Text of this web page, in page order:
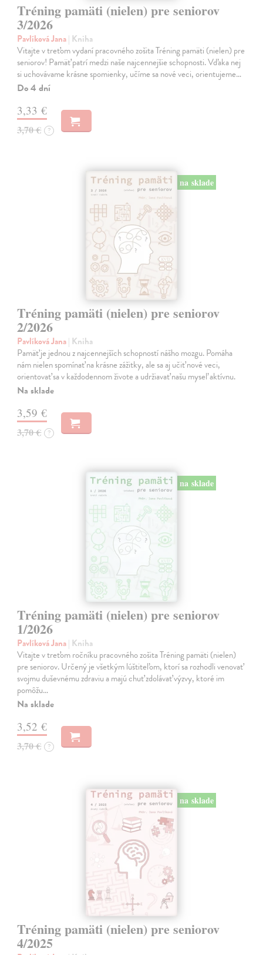
Tréning pamäti (nielen) pre seniorov
3/2026
Pavlíková Jana| Kniha
Vitajte v treťom vydaní pracovného zošita Tréning pamäti (nielen) pre
seniorov! Pamäť patrí medzi naše najcennejšie schopnosti. Vďaka nej
si uchovávame krásne spomienky, učíme sa nové veci, orientujeme…
Do 4 dní
3,33 €
3,70 € ?
na sklade
Tréning pamäti (nielen) pre seniorov
2/2026
Pavlíková Jana| Kniha
Pamäť je jednou z najcennejších schopností nášho mozgu. Pomáha
nám nielen spomínať na krásne zážitky, ale sa aj učiť nové veci,
orientovať sa v každodennom živote a udržiavať našu myseľ aktívnu.
Na sklade
3,59 €
3,70 € ?
na sklade
Tréning pamäti (nielen) pre seniorov
1/2026
Pavlíková Jana| Kniha
Vitajte v treťom ročníku pracovného zošita Tréning pamäti (nielen)
pre seniorov. Určený je všetkým lúštiteľom, ktorí sa rozhodli venovať
svojmu duševnému zdraviu a majú chuť zdolávať výzvy, ktoré im
pomôžu…
Na sklade
3,52 €
3,70 € ?
na sklade
Tréning pamäti (nielen) pre seniorov
4/2025